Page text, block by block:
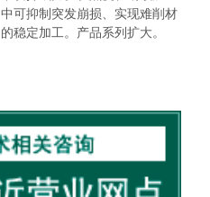
中可抑制突发崩损、实现难削材
的稳定加工。产品系列扩大。